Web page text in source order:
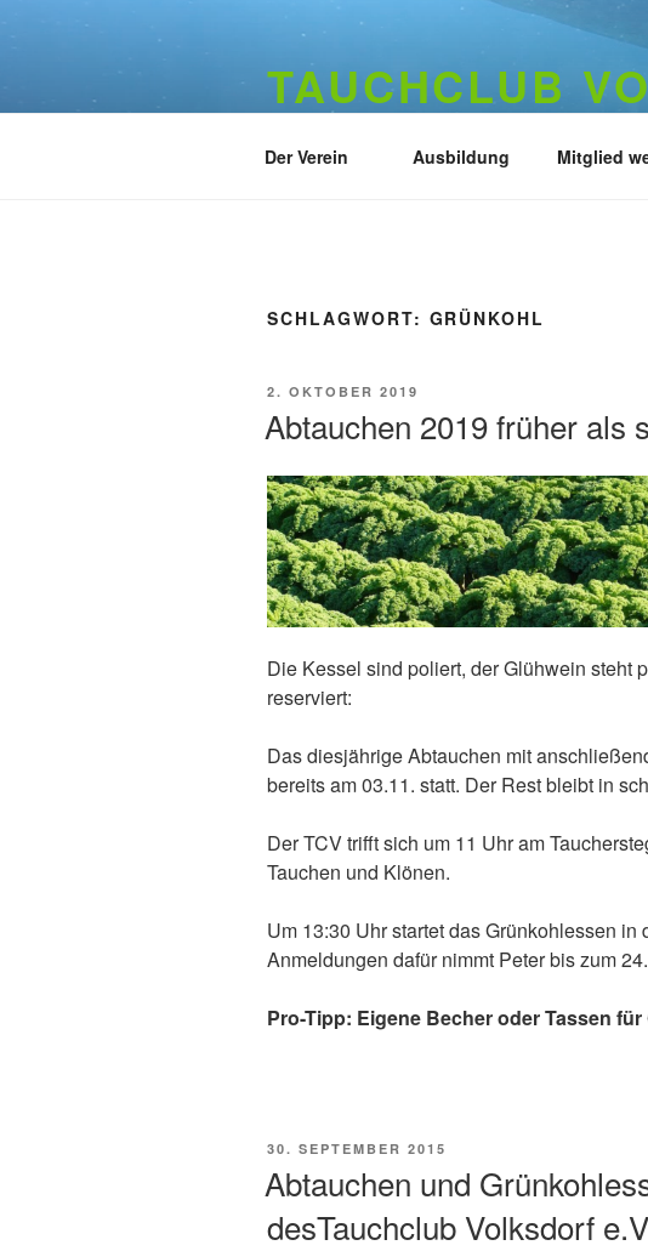
TAUCHCLUB
Der Verein Ausbildung Mitglied
SCHLAGWORT: GRÜNKOHL
VERÖFFENTLICHT
2. OKTOBER 2019
Abtauchen 2019 früher als
Die Kessel sind poliert, der Glühwein steht
reserviert:
Das diesjährige Abtauchen mit
bereits am 03.11. statt. Der Rest bleibt in
Der TCV trifft sich um 11 Uhr am
Tauchen und Klönen.
Um 13:30 Uhr startet das Grünkohlessen in
Anmeldungen dafür nimmt Peter bis zum
Pro-Tipp: Eigene Becher oder Tassen
VERÖFFENTLICHT
30. SEPTEMBER 2015
Abtauchen und
desTauchclub Volksdorf